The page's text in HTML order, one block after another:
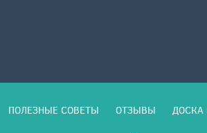
ПОЛЕЗНЫЕ СОВЕТЫ ОТЗЫВЫ ДОСКА